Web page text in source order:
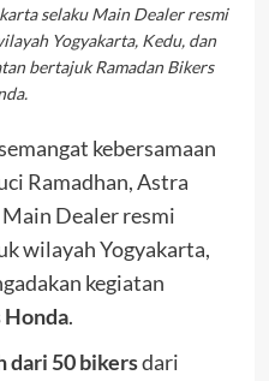
selaku Main Dealer resmi
Yogyakarta, Kedu, dan
bertajuk Ramadan Bikers
kebersamaan
Ramadhan, Astra
Dealer resmi
wilayah Yogyakarta,
kegiatan
Honda.
dari 50 bikersdari